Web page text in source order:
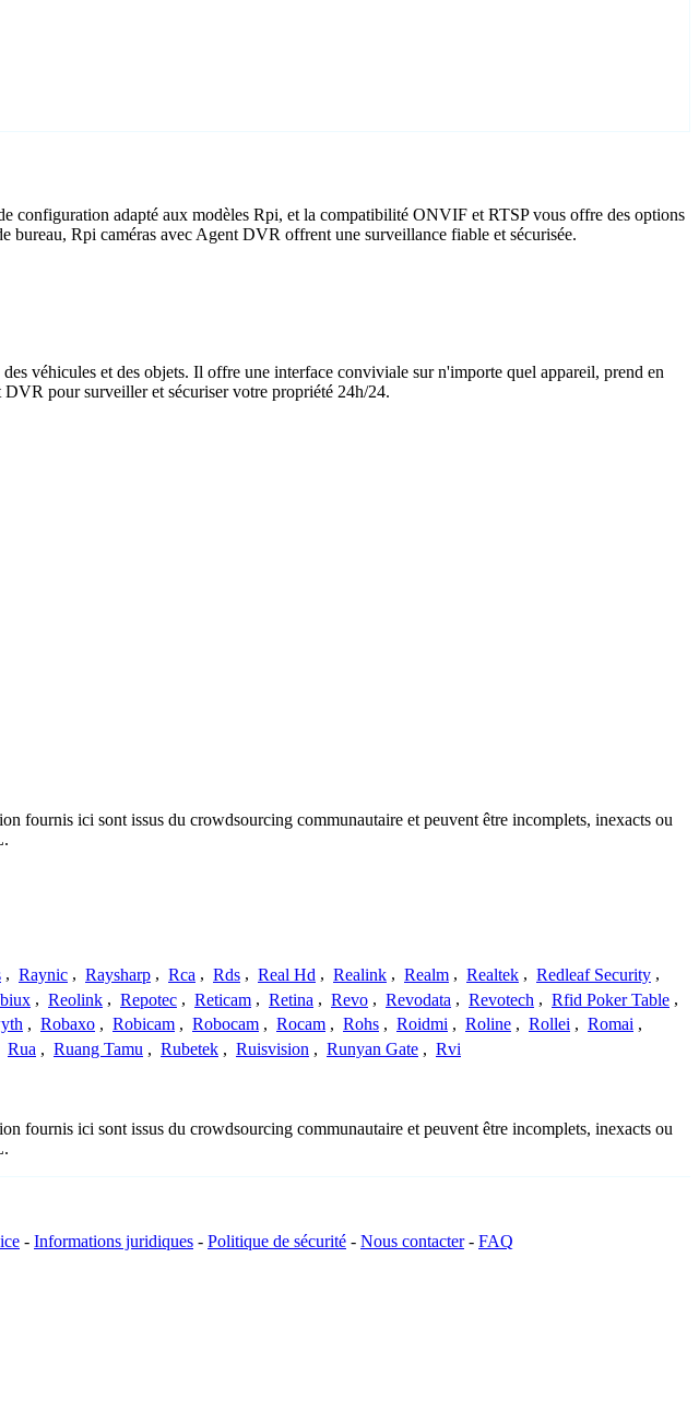
configuration adapté aux modèles Rpi, et la compatibilité ONVIF et RTSP vous offre des options
bureau, Rpi caméras avec Agent DVR offrent une surveillance fiable et sécurisée.
véhicules et des objets. Il offre une interface conviviale sur n'importe quel appareil, prend en
pour surveiller et sécuriser votre propriété 24h/24.
fournis ici sont issus du crowdsourcing communautaire et peuvent être incomplets, inexacts ou
, Raynic , Raysharp , Rca , Rds , Real Hd , Realink , Realm , Realtek , Redleaf Security ,
, Reolink , Repotec , Reticam , Retina , Revo , Revodata , Revotech , Rfid Poker Table ,
, Robaxo , Robicam , Robocam , Rocam , Rohs , Roidmi , Roline , Rollei , Romai ,
Rua , Ruang Tamu , Rubetek , Ruisvision , Runyan Gate , Rvi
fournis ici sont issus du crowdsourcing communautaire et peuvent être incomplets, inexacts ou
- Informations juridiques - Politique de sécurité - Nous contacter- FAQ